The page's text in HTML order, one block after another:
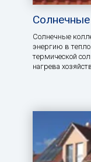
Солнечные
энергию в
термической
нагрева